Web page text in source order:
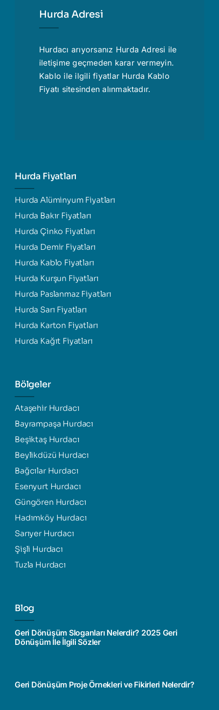
Hurda Adresi
Hurdacı arıyorsanız Hurda Adresi ile
iletişime geçmeden karar vermeyin.
Kablo ile ilgili fiyatlar Hurda Kablo
Fiyatı sitesinden alınmaktadır.
Hurda Fiyatları
Hurda Alüminyum Fiyatları
Hurda Bakır Fiyatları
Hurda Çinko Fiyatları
Hurda Demir Fiyatları
Hurda Kablo Fiyatları
Hurda Kurşun Fiyatları
Hurda Paslanmaz Fiyatları
Hurda Sarı Fiyatları
Hurda Karton Fiyatları
Hurda Kağıt Fiyatları
Bölgeler
Ataşehir Hurdacı
Bayrampaşa Hurdacı
Beşiktaş Hurdacı
Beylikdüzü Hurdacı
Bağcılar Hurdacı
Esenyurt Hurdacı
Güngören Hurdacı
Hadımköy Hurdacı
Sarıyer Hurdacı
Şişli Hurdacı
Tuzla Hurdacı
Blog
Geri Dönüşüm Sloganları Nelerdir? 2025 Geri
Dönüşüm İle İlgili Sözler
Geri Dönüşüm Proje Örnekleri ve Fikirleri Nelerdir?